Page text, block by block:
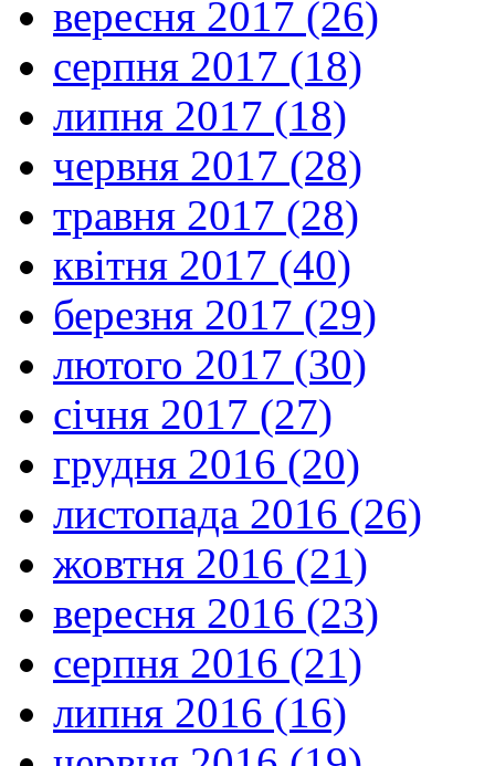
вересня 2017 (26)
серпня 2017 (18)
липня 2017 (18)
червня 2017 (28)
травня 2017 (28)
квітня 2017 (40)
березня 2017 (29)
лютого 2017 (30)
січня 2017 (27)
грудня 2016 (20)
листопада 2016 (26)
жовтня 2016 (21)
вересня 2016 (23)
серпня 2016 (21)
липня 2016 (16)